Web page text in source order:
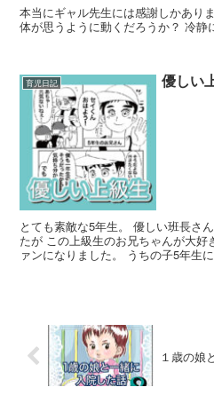
本当にギャル先生には感謝しかありません。 果たして
体が思う
育児日記 優しい
とても素敵な5年生。 優しい班長さんで息子は引っ越したばかりでし
たが この上級生のお兄ちゃんが大好きになりました。 そして私もフ
ァンになりました。 うち
１歳の娘